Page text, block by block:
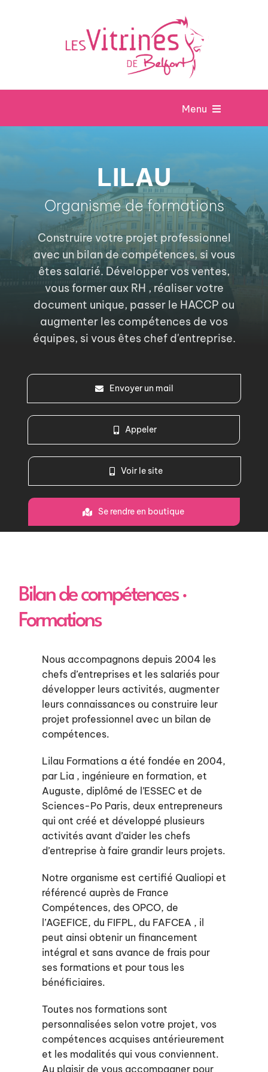
Menu
Nos boutiques
Nos animations
Nos chèques cadeaux
Nous rejoindre
Mon compte
Atelier découpage de Citrouilles
LILAU
Organisme de formations
Construire votre projet professionnel
avec un bilan de compétences, si vous
êtes salarié. Développer vos ventes,
vous former aux RH , réaliser votre
document unique, passer le HACCP ou
augmenter les compétences de vos
équipes, si vous êtes chef d'entreprise.
Envoyer un mail
Appeler
Voir le site
Se rendre en boutique
Bilan de compétences ·
Formations
Nous accompagnons depuis 2004 les
chefs d’entreprises et les salariés pour
développer leurs activités, augmenter
leurs connaissances ou construire leur
projet professionnel avec un bilan de
compétences.
Lilau Formations a été fondée en 2004,
par Lia , ingénieure en formation, et
Auguste, diplômé de l’ESSEC et de
Sciences-Po Paris, deux entrepreneurs
qui ont créé et développé plusieurs
activités avant d’aider les chefs
d’entreprise à faire grandir leurs projets.
Notre organisme est certifié Qualiopi et
référencé auprès de France
Compétences, des OPCO, de
l’AGEFICE, du FIFPL, du FAFCEA , il
peut ainsi obtenir un financement
intégral et sans avance de frais pour
ses formations et pour tous les
bénéficiaires.
Toutes nos formations sont
personnalisées selon votre projet, vos
compétences acquises antérieurement
et les modalités qui vous conviennent.
Au plaisir de vous accompagner pour